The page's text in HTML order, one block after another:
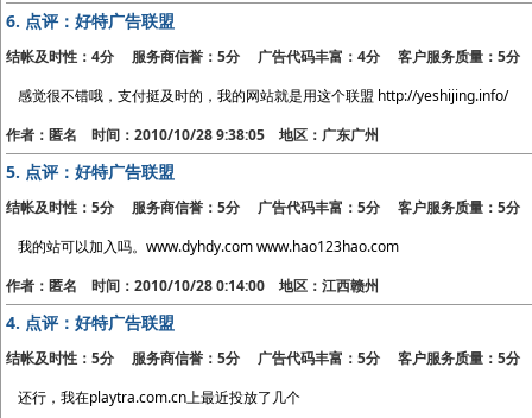
6. 点评：好特广告联盟
结帐及时性：4分 服务商信誉：5分 广告代码丰富：4分 客户服务质量：5分
感觉很不错哦，支付挺及时的，我的网站就是用这个联盟 http://yeshijing.info/
作者：匿名 时间：2010/10/28 9:38:05 地区：广东广州
5. 点评：好特广告联盟
结帐及时性：5分 服务商信誉：5分 广告代码丰富：5分 客户服务质量：5分
我的站可以加入吗。www.dyhdy.com www.hao123hao.com
作者：匿名 时间：2010/10/28 0:14:00 地区：江西赣州
4. 点评：好特广告联盟
结帐及时性：5分 服务商信誉：5分 广告代码丰富：5分 客户服务质量：5分
还行，我在playtra.com.cn上最近投放了几个